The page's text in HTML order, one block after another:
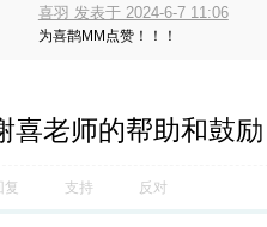
喜羽 发表于 2024-6-7 11:06
为喜鹊MM点赞！！！
喜老师的帮助和鼓
复 支持 反对